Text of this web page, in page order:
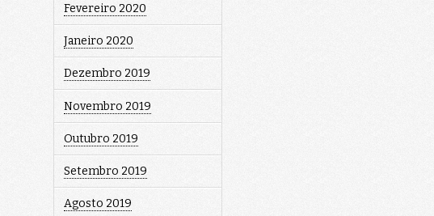
Fevereiro 2020
Janeiro 2020
Dezembro 2019
Novembro 2019
Outubro 2019
Setembro 2019
Agosto 2019